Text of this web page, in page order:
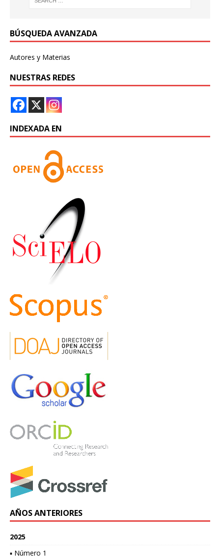
BÚSQUEDA AVANZADA
Autores y Materias
NUESTRAS REDES
INDEXADA EN
AÑOS ANTERIORES
2025
▪ Número 1